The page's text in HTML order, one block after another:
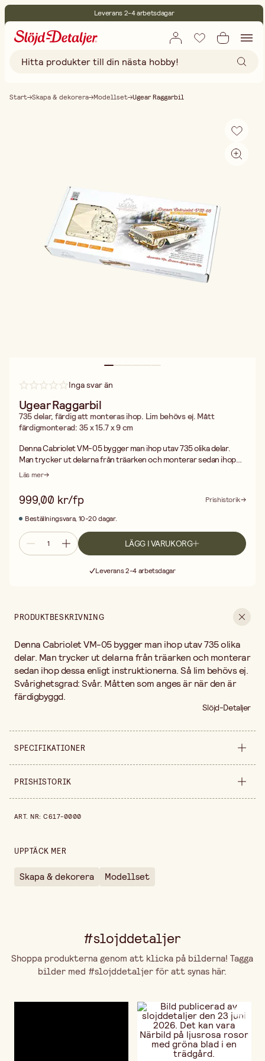
Leverans 2-4 arbetsdagar
Fri frakt vid köp över 499:-
Start Skapa & dekorera Modellset Ugear Raggarbil
Inga svar än
Ugear Raggarbil
735 delar, färdig att monteras ihop. Lim behövs ej. Mått
färdigmonterad: 35 x 15.7 x 9 cm
Denna Cabriolet VM-05 bygger man ihop utav 735 olika delar.
Man trycker ut delarna från träarken och monterar sedan ihop
dessa enligt instruktionerna. Så lim behövs ej. Svårighetsgrad:
Läs mer
999,00 kr/fp
Prishistorik
Beställningsvara, 10-20 dagar.
LÄGG I VARUKORG
Leverans 2-4 arbetsdagar
PRODUKTBESKRIVNING
Denna Cabriolet VM-05 bygger man ihop utav 735 olika
delar. Man trycker ut delarna från träarken och monterar
sedan ihop dessa enligt instruktionerna. Så lim behövs ej.
Svårighetsgrad: Svår. Måtten som anges är när den är
färdigbyggd.
Slöjd-Detaljer
SPECIFIKATIONER
Säljs i förpackning
Längd
PRISHISTORIK
ART. NR:C617-0000
UPPTÄCK MER
Skapa & dekorera Modellset
#slojddetaljer
Shoppa produkterna genom att klicka på bilderna! Tagga
bilder med #slojddetaljer för att synas här.